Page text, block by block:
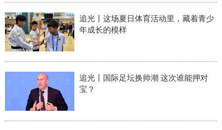
食品 人居 信息化 数字经济
学术中国 乡村振兴
城市 旅游 能源 会展
彩票 娱乐 时尚 悦读
公益
文化产业
追光丨这场夏日体育活动里，藏着青少
年成长的模样
追光丨国际足坛换帅潮 这次谁能押对
宝？